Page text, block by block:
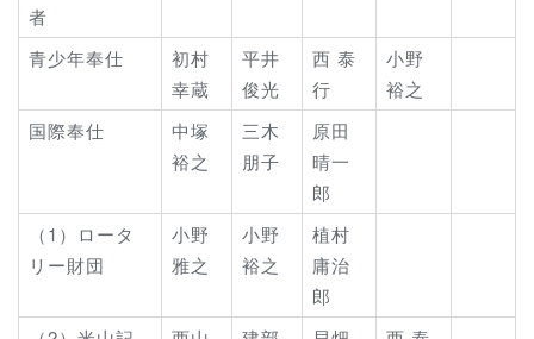
者
青少年奉仕
初村
幸蔵
平井
俊光
西 泰
行
小野
裕之
国際奉仕
中塚
裕之
三木
朋子
原田
晴一
郎
（1）ロータ
リー財団
小野
雅之
小野
裕之
植村
庸治
郎